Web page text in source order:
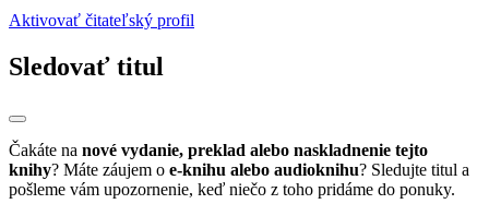
Aktivovať čitateľský profil
Sledovať titul
Čakáte na nové vydanie, preklad alebo naskladnenie tejto
knihy? Máte záujem o e-knihu alebo audioknihu? Sledujte titul a
pošleme vám upozornenie, keď niečo z toho pridáme do ponuky.